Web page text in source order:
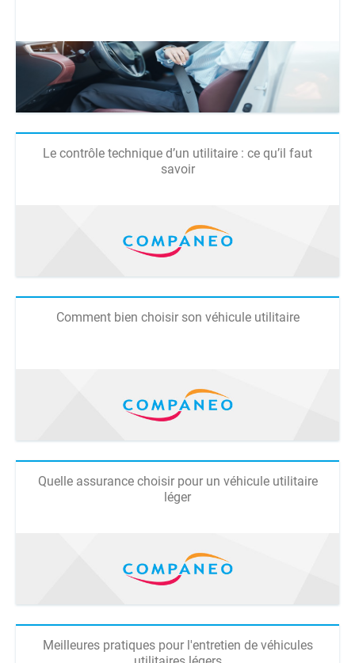
Le contrôle technique d’un utilitaire : ce qu’il faut
savoir
Comment bien choisir son véhicule utilitaire
Quelle assurance choisir pour un véhicule utilitaire
léger
Meilleures pratiques pour l'entretien de véhicules